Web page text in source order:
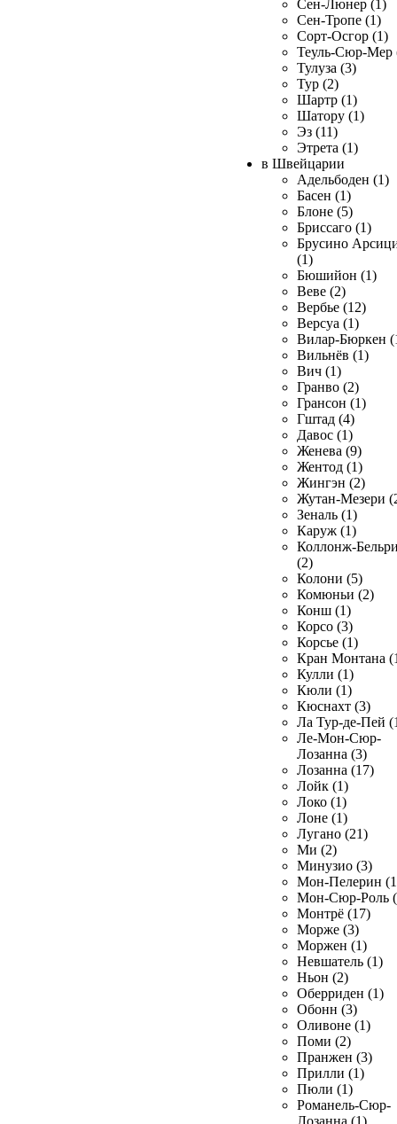
Сен-Люнер (1)
Сен-Тропе (1)
Сорт-Осгор (1)
Теуль-Сюр-Мер
Тулуза (3)
Тур (2)
Шартр (1)
Шатору (1)
Эз (11)
Этрета (1)
в Швейцарии
Адельбоден (1)
Басен (1)
Блоне (5)
Бриссаго (1)
Брусино
(1)
Бюшийон (1)
Веве (2)
Вербье (12)
Версуа (1)
Вилар-Бюркен
Вильнёв (1)
Вич (1)
Гранво (2)
Грансон (1)
Гштад (4)
Давос (1)
Женева (9)
Жентод (1)
Жингэн (2)
Жутан-Мезери
Зеналь (1)
Каруж (1)
Коллонж-
(2)
Колони (5)
Комюньи (2)
Конш (1)
Корсо (3)
Корсье (1)
Кран Монтана
Кулли (1)
Кюли (1)
Кюснахт (3)
Ла Тур-де-Пей
Ле-Мон-Сюр-
Лозанна (3)
Лозанна (17)
Лойк (1)
Локо (1)
Лоне (1)
Лугано (21)
Ми (2)
Минузио (3)
Мон-Пелерин
Мон-Сюр-Роль
Монтрё (17)
Морже (3)
Моржен (1)
Невшатель (1)
Ньон (2)
Оберриден (1)
Обонн (3)
Оливоне (1)
Поми (2)
Пранжен (3)
Прилли (1)
Пюли (1)
Романель-Сюр-
Лозанна (1)